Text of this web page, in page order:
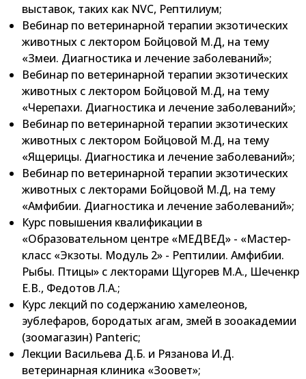
выставок, таких как NVC, Рептилиум;
Вебинар по ветеринарной терапии экзотических
животных с лектором Бойцовой М.Д, на тему
«Змеи. Диагностика и лечение заболеваний»;
Вебинар по ветеринарной терапии экзотических
животных с лектором Бойцовой М.Д, на тему
«Черепахи. Диагностика и лечение заболеваний»;
Вебинар по ветеринарной терапии экзотических
животных с лектором Бойцовой М.Д, на тему
«Ящерицы. Диагностика и лечение заболеваний»;
Вебинар по ветеринарной терапии экзотических
животных с лекторами Бойцовой М.Д, на тему
«Амфибии. Диагностика и лечение заболеваний»;
Курс повышения квалификации в
«Образовательном центре «МЕДВЕД» - «Мастер-
класс «Экзоты. Модуль 2» - Рептилии. Амфибии.
Рыбы. Птицы» с лекторами Щугорев М.А., Шеченкр
Е.В., Федотов Л.А.;
Курс лекций по содержанию хамелеонов,
эублефаров, бородатых агам, змей в зооакадемии
(зоомагазин) Panteric;
Лекции Васильева Д.Б. и Рязанова И.Д.
ветеринарная клиника «Зоовет»;